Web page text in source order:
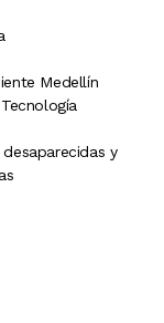
Medellín
desaparecidas y